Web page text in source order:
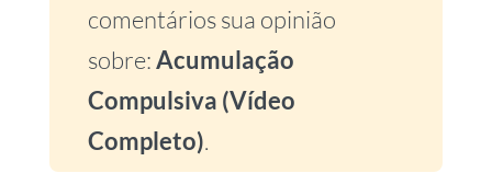
comentários sua opinião
sobre:Acumulação
Compulsiva (Vídeo
Completo).